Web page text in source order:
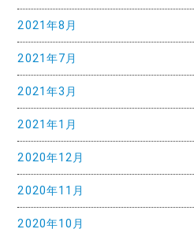
2021年8月
2021年7月
2021年3月
2021年1月
2020年12月
2020年11月
2020年10月